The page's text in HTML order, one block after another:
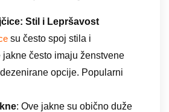
Stil i Lepršavost
su često spoj stila i
jakne često imaju ženstvene
opcije. Popularni
: Ove jakne su obično duže